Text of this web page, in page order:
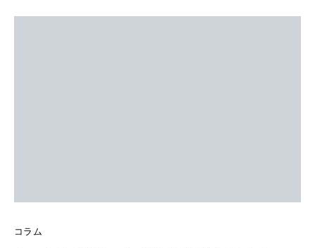
コラム